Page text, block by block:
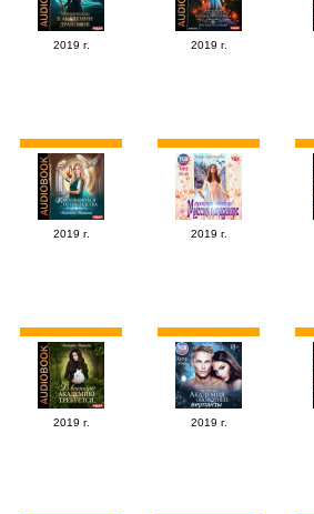
2019 г. 2019 г.
2019 г. 2019 г.
2019 г. 2019 г.